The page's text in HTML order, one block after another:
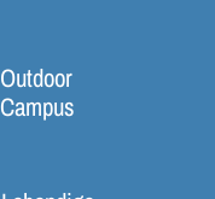
Outdoor
Campus